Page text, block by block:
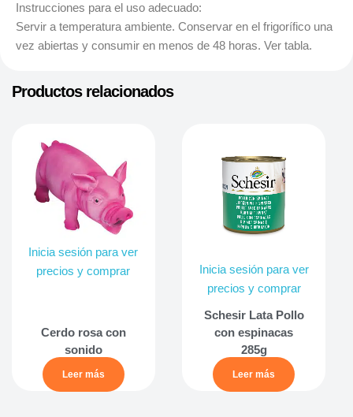
Instrucciones para el uso adecuado:
Servir a temperatura ambiente. Conservar en el frigorífico una
vez abiertas y consumir en menos de 48 horas. Ver tabla.
Productos relacionados
Inicia sesión para ver
precios y comprar
Cerdo rosa con
sonido
Leer más
Inicia sesión para ver
precios y comprar
Schesir Lata Pollo
con espinacas
285g
Leer más